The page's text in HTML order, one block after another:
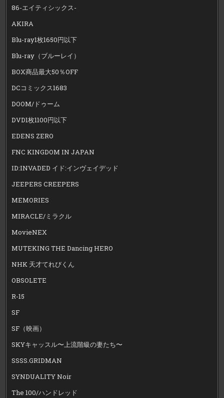
86-エイティシックス-
AKIRA
Blu-ray1枚1650円以下
Blu-ray（ブルーレイ）
BOX商品最大50％OFF
DCコミックス1683
DOOM/ドゥーム
DVD1枚1100円以下
EDENS ZERO
FNC KINGDOM IN JAPAN
ID:INVADED イド:インヴェイデッド
JEEPERS CREEPERS
MEMORIES
MIRACLE/ミラクル
MovieNEX
MUTEKING THE Dancing HERO
NHK 天才てれびくん
OBSOLETE
R-15
SF
SF（映画）
SKYキャッスル〜上流階級の妻たち〜
SSSS.GRIDMAN
SYNDUALITY Noir
The 100/ハンドレッド